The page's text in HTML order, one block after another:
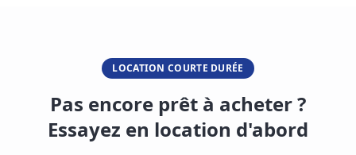
LOCATION COURTE DURÉE
Pas encore prêt à acheter ?
Essayez en location d'abord